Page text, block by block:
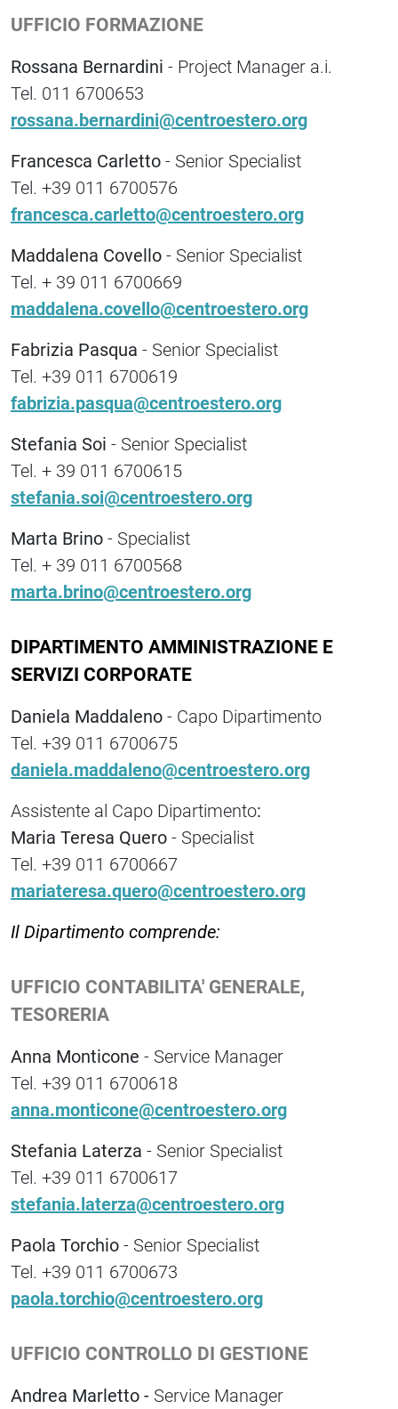
UFFICIO FORMAZIONE
Rossana Bernardini - Project Manager a.i.
Tel. 011 6700653
rossana.bernardini@centroestero.org
Francesca Carletto - Senior Specialist
Tel. +39 011 6700576
francesca.carletto@centroestero.org
Maddalena Covello - Senior Specialist
Tel. + 39 011 6700669
maddalena.covello@centroestero.org
Fabrizia Pasqua - Senior Specialist
Tel. +39 011 6700619
fabrizia.pasqua@centroestero.org
Stefania Soi - Senior Specialist
Tel. + 39 011 6700615
stefania.soi@centroestero.org
Marta Brino - Specialist
Tel. + 39 011 6700568
marta.brino@centroestero.org
DIPARTIMENTO AMMINISTRAZIONE E
SERVIZI CORPORATE
Daniela Maddaleno - Capo Dipartimento
Tel. +39 011 6700675
daniela.maddaleno@centroestero.org
Assistente al Capo Dipartimento:
Maria Teresa Quero - Specialist
Tel. +39 011 6700667
mariateresa.quero@centroestero.org
Il Dipartimento comprende:
UFFICIO CONTABILITA' GENERALE,
TESORERIA
Anna Monticone - Service Manager
Tel. +39 011 6700618
anna.monticone@centroestero.org
Stefania Laterza - Senior Specialist
Tel. +39 011 6700617
stefania.laterza@centroestero.org
Paola Torchio - Senior Specialist
Tel. +39 011 6700673
paola.torchio@centroestero.org
UFFICIO CONTROLLO DI GESTIONE
Andrea Marletto - Service Manager